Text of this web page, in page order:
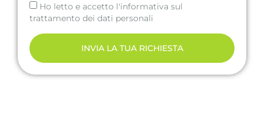
Ho letto e accetto l'informativa sul
trattamento dei dati personali
INVIA LA TUA RICHIESTA